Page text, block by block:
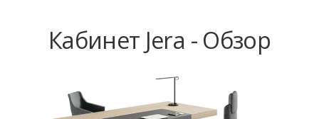
Кабинет Jera - Обзор